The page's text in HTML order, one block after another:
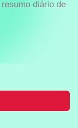
diário de